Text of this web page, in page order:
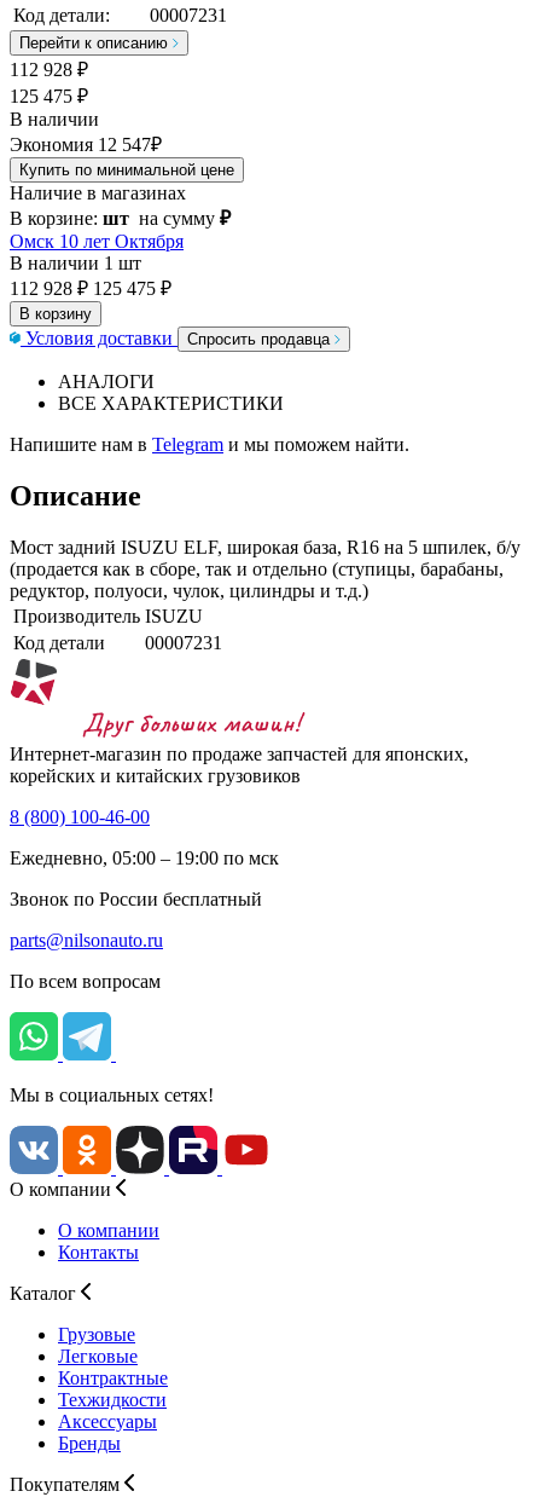
Код детали:
00007231
Перейти к описанию
112 928 ₽
125 475 ₽
В наличии
Экономия 12 547₽
Купить по минимальной цене
Наличие в магазинах
В корзине: шт на сумму ₽
Омск 10 лет Октября
В наличии 1 шт
112 928 ₽ 125 475 ₽
В корзину
Условия доставки Спросить продавца
АНАЛОГИ
ВСЕ ХАРАКТЕРИСТИКИ
Напишите нам в Telegram и мы поможем найти.
Описание
Мост задний ISUZU ELF, широкая база, R16 на 5 шпилек, б/у
(продается как в сборе, так и отдельно (ступицы, барабаны,
редуктор, полуоси, чулок, цилиндры и т.д.)
Производитель ISUZU
Код детали
00007231
Интернет-магазин по продаже запчастей для японских,
корейских и китайских грузовиков
8 (800) 100-46-00
Ежедневно, 05:00 – 19:00 по мск
Звонок по России бесплатный
parts@nilsonauto.ru
По всем вопросам
Мы в социальных сетях!
О компании
О компании
Контакты
Каталог
Грузовые
Легковые
Контрактные
Техжидкости
Аксессуары
Бренды
Покупателям